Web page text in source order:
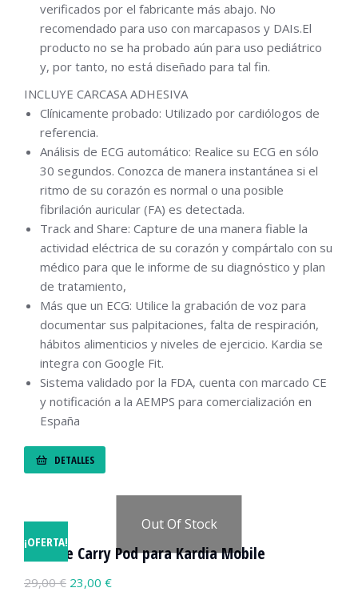
verificados por el fabricante más abajo. No
recomendado para uso con marcapasos y DAIs.El
producto no se ha probado aún para uso pediátrico
y, por tanto, no está diseñado para tal fin.
INCLUYE CARCASA ADHESIVA
Clínicamente probado: Utilizado por cardiólogos de
referencia.
Análisis de ECG automático: Realice su ECG en sólo
30 segundos. Conozca de manera instantánea si el
ritmo de su corazón es normal o una posible
fibrilación auricular (FA) es detectada.
Track and Share: Capture de una manera fiable la
actividad eléctrica de su corazón y compártalo con su
médico para que le informe de su diagnóstico y plan
de tratamiento,
Más que un ECG: Utilice la grabación de voz para
documentar sus palpitaciones, falta de respiración,
hábitos alimenticios y niveles de ejercicio. Kardia se
integra con Google Fit.
Sistema validado por la FDA, cuenta con marcado CE
y notificación a la AEMPS para comercialización en
España
DETALLES
¡OFERTA!
Out Of Stock
Estuche Carry Pod para Kardia Mobile
29,00€ 23,00 €